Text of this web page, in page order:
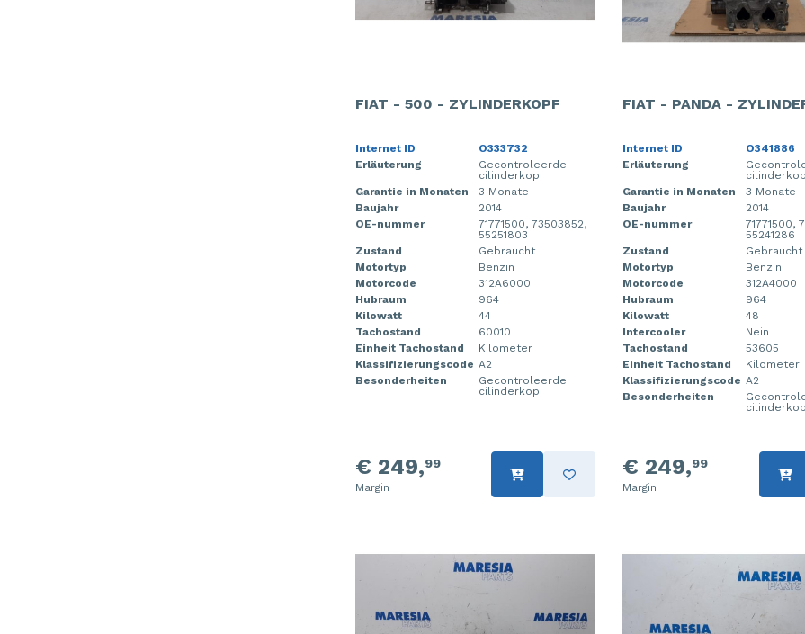
FIAT - 500 - ZYLINDERKOPF
Internet ID
O333732
Erläuterung
Gecontroleerde
cilinderkop
Garantie in Monaten
3 Monate
Baujahr
2014
OE-nummer
71771500, 73503852,
55251803
Zustand
Gebraucht
Motortyp
Benzin
Motorcode
312A6000
Hubraum
964
Kilowatt
44
Tachostand
60010
Einheit Tachostand
Kilometer
Klassifizierungscode A2
Besonderheiten
Gecontroleerde
cilinderkop
€ 249,99
Margin
FIAT - PANDA -
Internet ID
O341886
Erläuterung
cilinderkop
Garantie in Monaten
3 Monate
Baujahr
2014
OE-nummer
71771500,
55241286
Zustand
Gebraucht
Motortyp
Benzin
Motorcode
312A4000
Hubraum
964
Kilowatt
48
Intercooler
Nein
Tachostand
53605
Einheit Tachostand
Kilometer
Klassifizierungscode A2
Besonderheiten
cilinderkop
€ 249,99
Margin